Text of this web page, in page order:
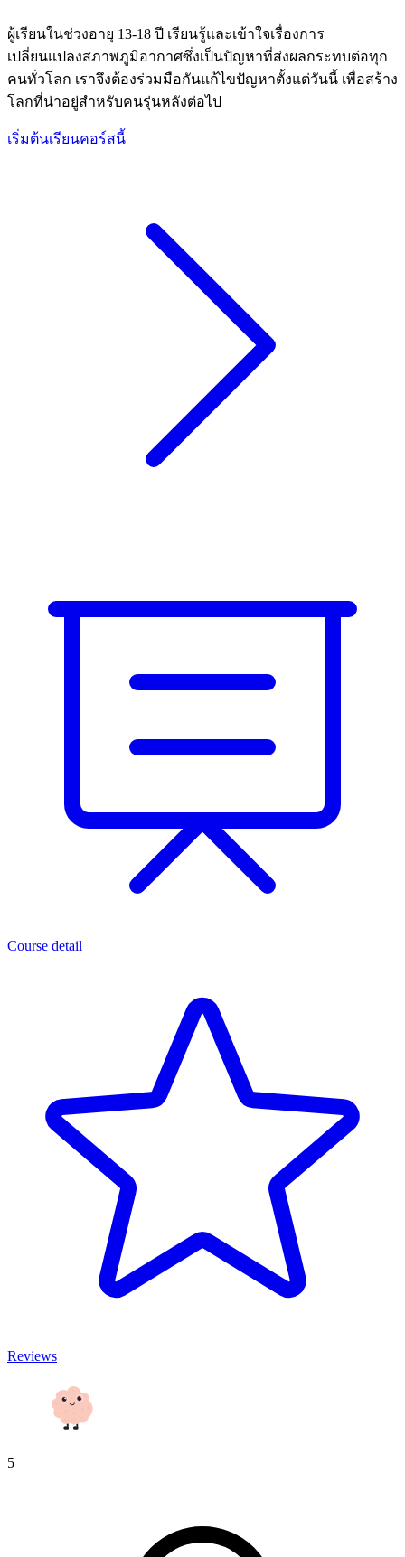
ผู้เรียนในช่วงอายุ 13-18 ปี เรียนรู้และเข้าใจเรื่องการ
เปลี่ยนแปลงสภาพภูมิอากาศซึ่งเป็นปัญหาที่ส่งผลกระทบต่อทุก
คนทั่วโลก เราจึงต้องร่วมมือกันแก้ไขปัญหาตั้งแต่วันนี้ เพื่อสร้าง
โลกที่น่าอยู่สำหรับคนรุ่นหลังต่อไป
เริ่มต้นเรียนคอร์สนี้
Course detail
Reviews
5